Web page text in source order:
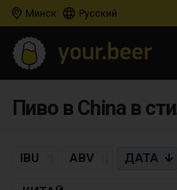
Минск Русский
Пиво в China в
IBU ABV ДАТА